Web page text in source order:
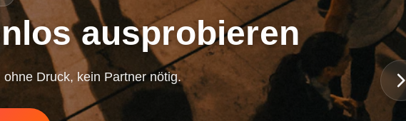
ausprobieren
Druck, kein Partner nötig.